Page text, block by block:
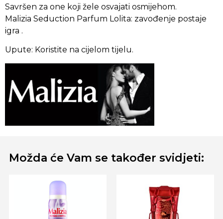
Savršen za one koji žele osvajati osmijehom.
Malizia Seduction Parfum Lolita: zavođenje postaje
igra .
Upute: Koristite na cijelom tijelu.
Možda će Vam se također svidjeti: